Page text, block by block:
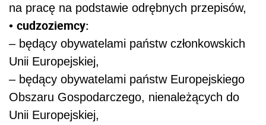
na pracę na podstawie odrębnych przepisów,
• cudzoziemcy:
– będący obywatelami państw członkowskich
Unii Europejskiej,
– będący obywatelami państw Europejskiego
Obszaru Gospodarczego, nienależących do
Unii Europejskiej,